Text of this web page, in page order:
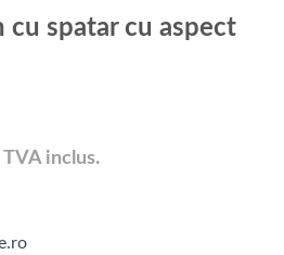
cu spatar cu aspect
inclus.